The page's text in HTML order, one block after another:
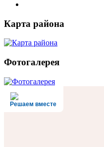
Карта района
Фотогалерея
Решаем вместе